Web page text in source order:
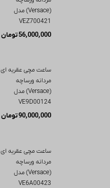
(Versace) مدل
VEZ700421
56,000,000تومان
ساعت مچی عقربه ای
مردانه ورساچه
(Versace) مدل
VE9D00124
90,000,000تومان
ساعت مچی عقربه ای
مردانه ورساچه
(Versace) مدل
VE6A00423